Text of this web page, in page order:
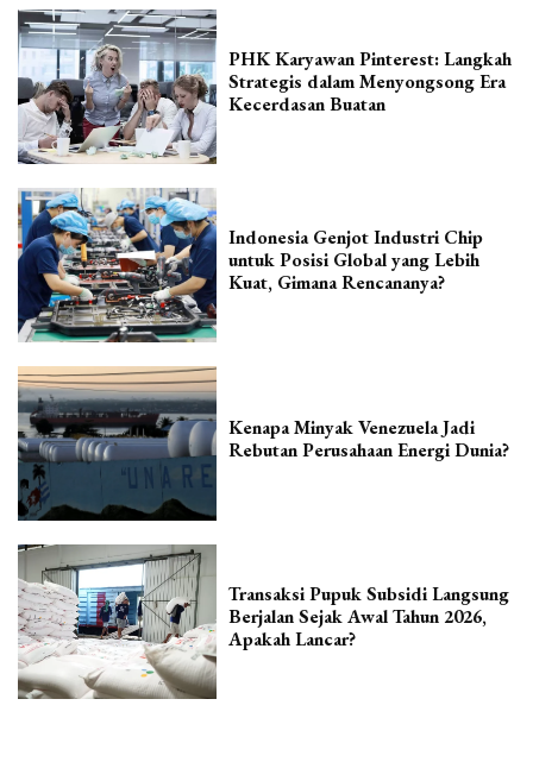
PHK Karyawan Pinterest: Langkah
Strategis dalam Menyongsong Era
Kecerdasan Buatan
Indonesia Genjot Industri Chip
untuk Posisi Global yang Lebih
Kuat, Gimana Rencananya?
Kenapa Minyak Venezuela Jadi
Rebutan Perusahaan Energi Dunia?
Transaksi Pupuk Subsidi Langsung
Berjalan Sejak Awal Tahun 2026,
Apakah Lancar?